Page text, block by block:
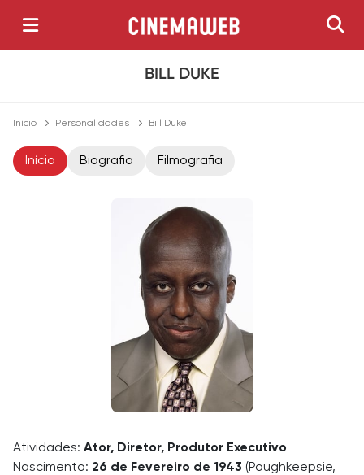
BILL DUKE
Início Personalidades Bill Duke
Início Biografia Filmografia
Atividades: Ator, Diretor, Produtor Executivo
Nascimento: 26 de Fevereiro de 1943 (Poughkeepsie,